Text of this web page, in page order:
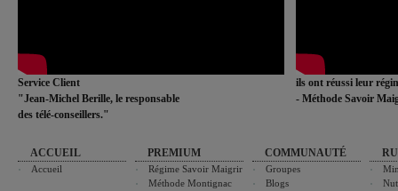
Service Client
"Jean-Michel Berille, le responsable
des télé-conseillers."
ils ont réussi leur
- Méthode Savoir
ACCUEIL
Accueil
PREMIUM
Régime Savoir Maigrir
Méthode Montignac
COMMUNAUTÉ
Groupes
Blogs